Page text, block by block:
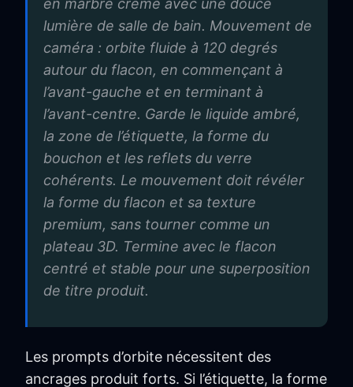
en marbre crème avec une douce
lumière de salle de bain. Mouvement de
caméra : orbite fluide à 120 degrés
autour du flacon, en commençant à
l’avant-gauche et en terminant à
l’avant-centre. Garde le liquide ambré,
la zone de l’étiquette, la forme du
bouchon et les reflets du verre
cohérents. Le mouvement doit révéler
la forme du flacon et sa texture
premium, sans tourner comme un
plateau 3D. Termine avec le flacon
centré et stable pour une superposition
de titre produit.
Les prompts d’orbite nécessitent des
ancrages produit forts. Si l’étiquette, la forme